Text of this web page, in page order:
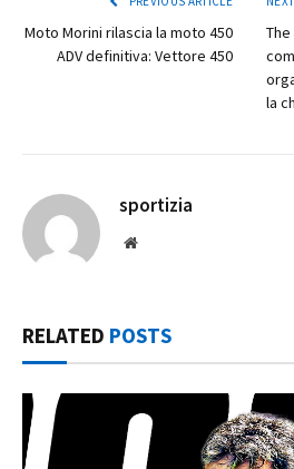
Moto Morini rilascia la moto 450
ADV definitiva: Vettore 450
The
la
sportizia
Website
RELATED POSTS